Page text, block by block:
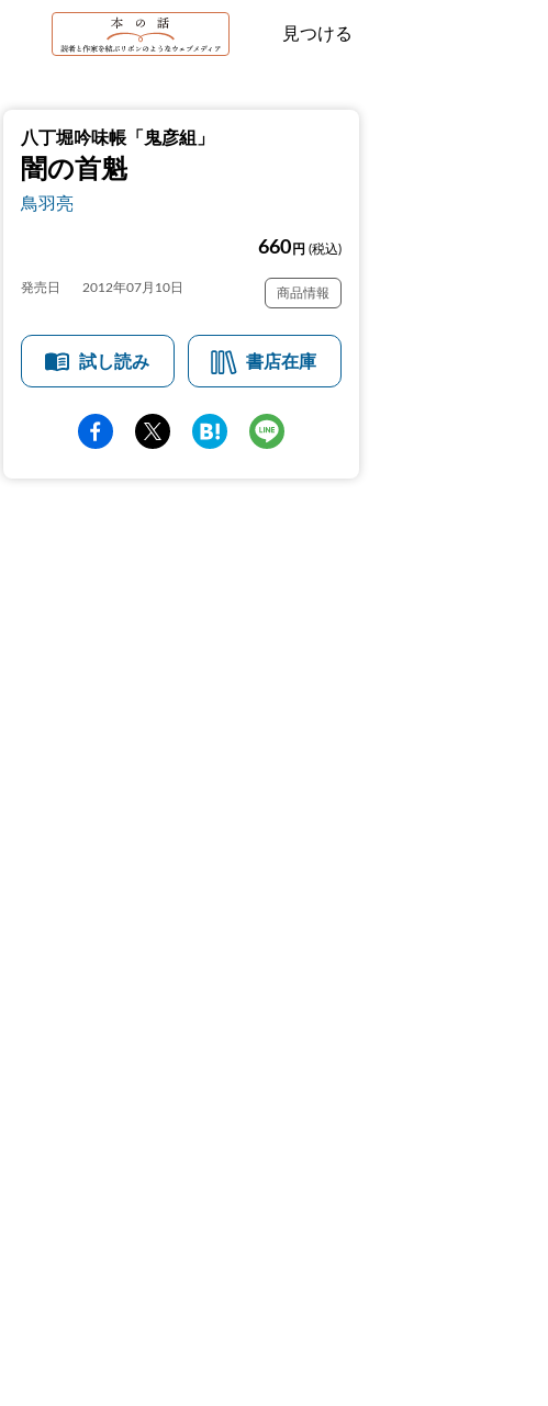
見つける
八丁堀吟味帳「鬼彦組」
闇の首魁
鳥羽亮
660 円 (税込)
発売日 2012年07月10日 商品情報
試し読み 書店在庫